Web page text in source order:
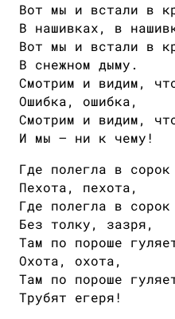
Вот мы и встали в
В нашивках, в
Вот мы и встали в
В снежном дыму.
Смотрим и видим,
Ошибка, ошибка,
Смотрим и видим,
И мы — ни к чему!
Где полегла в
Пехота, пехота,
Где полегла в
Без толку, зазря,
Там по пороше
Охота, охота,
Там по пороше
Трубят егеря!